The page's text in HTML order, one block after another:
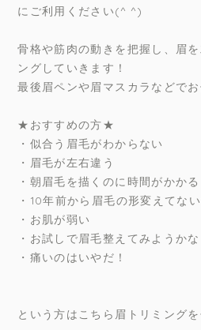
にご利用ください(^ ^)
骨格や筋肉の動きを把握し、眉
ングしていきます！
最後眉ペンや眉マスカラなどでお
★おすすめの方★
・似合う眉毛がわからない
・眉毛が左右違う
・朝眉毛を描くのに時間がかかる
・10年前から眉毛の形変えてない
・お肌が弱い
・お試しで眉毛整えてみようかな
・痛いのはいやだ！
という方はこちら眉トリミング